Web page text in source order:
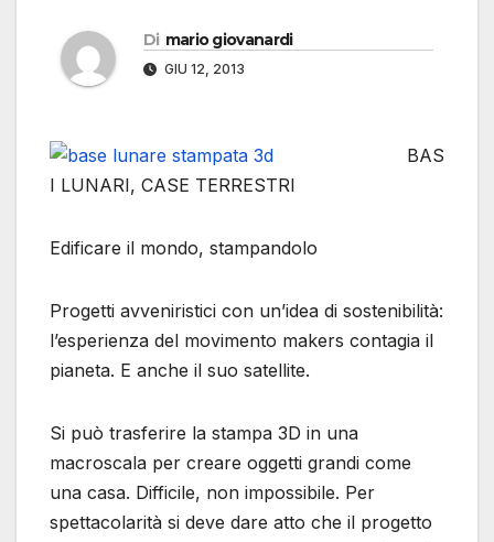
Di mario giovanardi
GIU 12, 2013
BAS
I LUNARI, CASE TERRESTRI
Edificare il mondo, stampandolo
Progetti avveniristici con un’idea di sostenibilità:
l’esperienza del movimento makers contagia il
pianeta. E anche il suo satellite.
Si può trasferire la stampa 3D in una
macroscala per creare oggetti grandi come
una casa. Difficile, non impossibile. Per
spettacolarità si deve dare atto che il progetto